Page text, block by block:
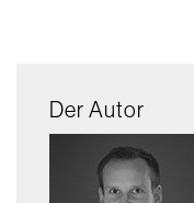
Der Autor